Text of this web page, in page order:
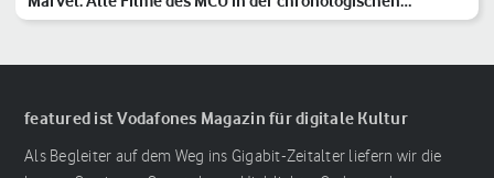
Reihenfolge
featured ist Vodafones Magazin für digitale Kultur
Als Begleiter auf dem Weg ins Gigabit-Zeitalter liefern wir die